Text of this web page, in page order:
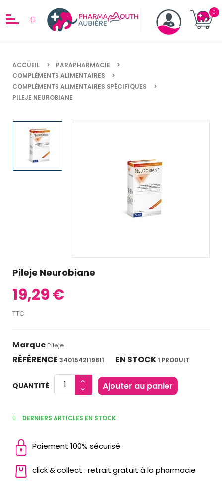
ACCUEIL
PARAPHARMACIE
COMPLÉMENTS ALIMENTAIRES
COMPLÉMENTS ALIMENTAIRES SPÉCIFIQUES
PILEJE NEUROBIANE
Pileje Neurobiane
19,29 €
TTC
MarquePileje
RÉFÉRENCE 3401542119811 EN STOCK1 PRODUIT
QUANTITÉ Ajouter au panier
DERNIERS ARTICLES EN STOCK
Paiement 100% sécurisé
click & collect : retrait gratuit à la pharmacie